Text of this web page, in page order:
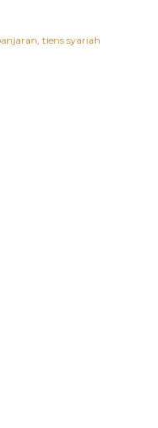
tiens syariah